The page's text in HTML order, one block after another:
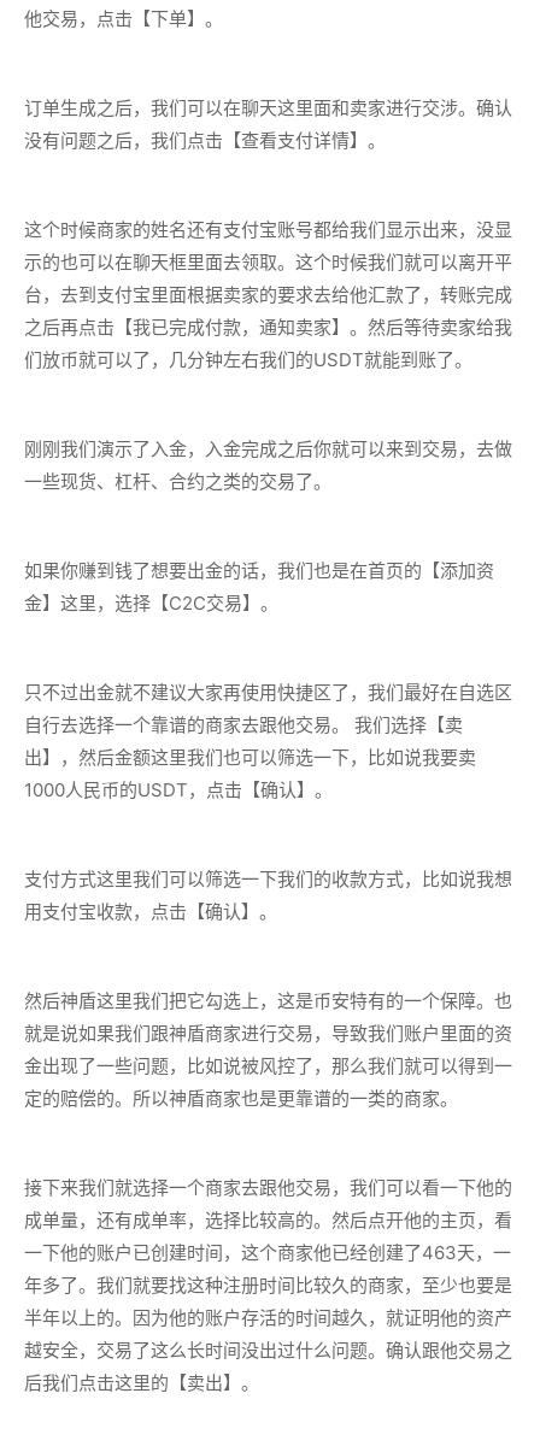
他交易，点击【下单】。
订单生成之后，我们可以在聊天这里面和卖家进行交涉。确认
没有问题之后，我们点击【查看支付详情】。
这个时候商家的姓名还有支付宝账号都给我们显示出来，没显
示的也可以在聊天框里面去领取。这个时候我们就可以离开平
台，去到支付宝里面根据卖家的要求去给他汇款了，转账完成
之后再点击【我已完成付款，通知卖家】。然后等待卖家给我
们放币就可以了，几分钟左右我们的USDT就能到账了。
刚刚我们演示了入金，入金完成之后你就可以来到交易，去做
一些现货、杠杆、合约之类的交易了。
如果你赚到钱了想要出金的话，我们也是在首页的【添加资
金】这里，选择【C2C交易】。
只不过出金就不建议大家再使用快捷区了，我们最好在自选区
自行去选择一个靠谱的商家去跟他交易。 我们选择【卖
出】，然后金额这里我们也可以筛选一下，比如说我要卖
1000人民币的USDT，点击【确认】。
支付方式这里我们可以筛选一下我们的收款方式，比如说我想
用支付宝收款，点击【确认】。
然后神盾这里我们把它勾选上，这是币安特有的一个保障。也
就是说如果我们跟神盾商家进行交易，导致我们账户里面的资
金出现了一些问题，比如说被风控了，那么我们就可以得到一
定的赔偿的。所以神盾商家也是更靠谱的一类的商家。
接下来我们就选择一个商家去跟他交易，我们可以看一下他的
成单量，还有成单率，选择比较高的。然后点开他的主页，看
一下他的账户已创建时间，这个商家他已经创建了463天，一
年多了。我们就要找这种注册时间比较久的商家，至少也要是
半年以上的。因为他的账户存活的时间越久，就证明他的资产
越安全，交易了这么长时间没出过什么问题。确认跟他交易之
后我们点击这里的【卖出】。